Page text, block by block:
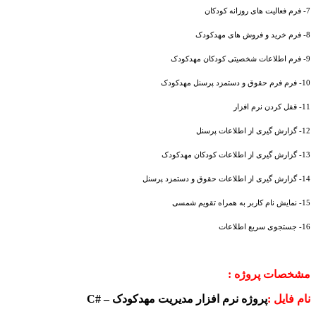
7- فرم فعالیت های روزانه کودکان
8- فرم خرید و فروش های مهدکودک
9- فرم اطلاعات شخصیتی کودکان مهدکودک
10- فرم فرم حقوق و دستمزد پرسنل مهدکودک
11- قفل کردن نرم افزار
12- گزارش گیری از اطلاعات پرسنل
13- گزارش گیری از اطلاعات کودکان مهدکودک
14- گزارش گیری از اطلاعات حقوق و دستمزد پرسنل
15- نمایش نام کاربر به همراه تقویم شمسی
16- جستجوی سریع اطلاعات
مشخصات پروژه :
نام فایل :پروژه نرم افزار مدیریت مهدکودک – C#